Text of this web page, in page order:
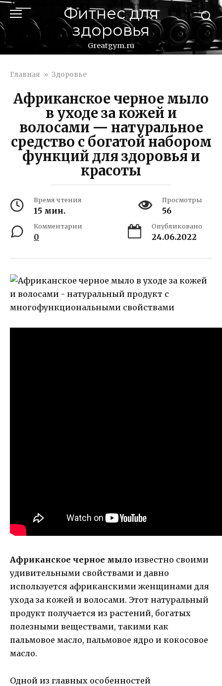
Перейти
контенту
Фитнес для
здоровья
Greatgym.ru
Главная » Здоровье
Африканское черное мыло
в уходе за кожей и
волосами — натуральное
средство с богатой набором
функций для здоровья и
красоты
Время чтения
15 мин.
Просмотры
56
Комментарии
0
Опубликовано
24.06.2022
Африканское черное мыло известно своими
удивительными свойствами и давно
используется африканскими женщинами для
ухода за кожей и волосами. Этот натуральный
продукт получается из растений, богатых
полезными веществами, такими как
пальмовое масло, пальмовое ядро и кокосовое
масло.
Одной из главных особенностей